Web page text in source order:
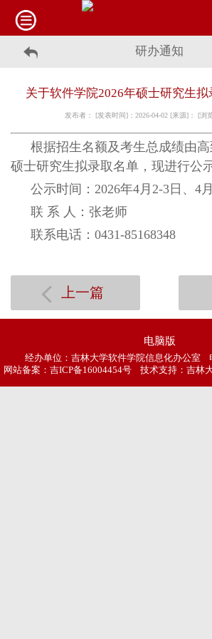
研办通知
关于软件学院2026年硕士研究生
发布者： [发表时间]：2026-04-02 [来源]： [浏
根据招生名额及考生总成绩由
硕士研究生拟录取名单，现进行公示
公示时间：2026年4月2-3日、4
联 系 人：张老师
联系电话：0431-85168348
上一篇
电脑版
经办单位：吉林大学软件学院信息化办公室
网站备案： 吉ICP备16004454号技术支持：吉林